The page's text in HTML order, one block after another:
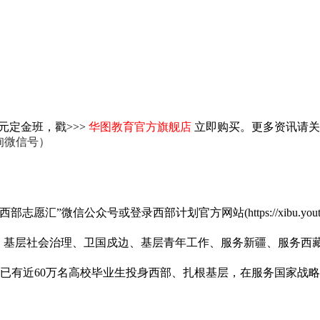
定金班，戳>>> 华图教育官方旗舰店 立即购买。更多资讯请
信号）
愿汇”微信公众号或登录西部计划官方网站(https://
社会治理、卫国戍边、基层青年工作、服务新疆、服务西
近60万名高校毕业生投身西部、扎根基层，在服务国家战